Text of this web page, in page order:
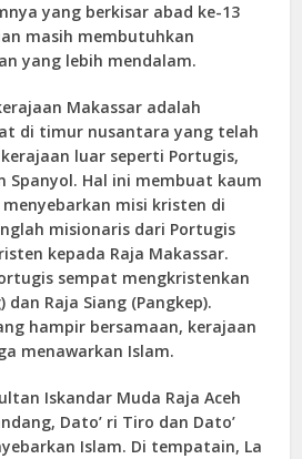
yang berkisar abad ke-13
masih membutuhkan
yang lebih mendalam.
Makassar adalah
di timur nusantara yang telah
luar seperti Portugis,
Spanyol. Hal ini membuat kaum
misi kristen di
misionaris dari Portugis
kepada Raja Makassar.
sempat mengkristenkan
dan Raja Siang (Pangkep).
hampir bersamaan, kerajaan
menawarkan Islam.
Iskandar Muda Raja Aceh
Dato’ ri Tiro dan Dato’
Islam. Di tempatain, La